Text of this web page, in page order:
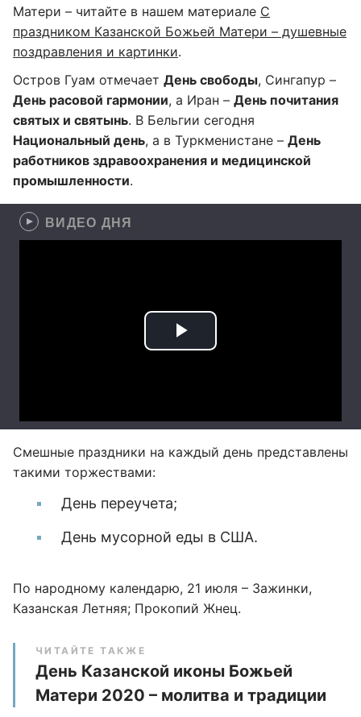
Матери – читайте в нашем материале С
праздником Казанской Божьей Матери – душевные
поздравления и картинки.
Остров Гуам отмечает День свободы, Сингапур –
День расовой гармонии, а Иран – День почитания
святых и святынь. В Бельгии сегодня
Национальный день, а в Туркменистане – День
работников здравоохранения и медицинской
промышленности.
ВИДЕО ДНЯ
Смешные праздники на каждый день представлены
такими торжествами:
День переучета;
День мусорной еды в США.
По народному календарю, 21 июля – Зажинки,
Казанская Летняя; Прокопий Жнец.
ЧИТАЙТЕ ТАКЖЕ
День Казанской иконы Божьей
Матери 2020 – молитва и традиции